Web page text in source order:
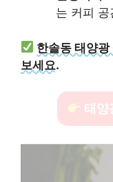
는 커피 공
한솔동 태양
보세요.
태양